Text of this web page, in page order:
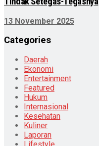
13 November 2025
Categories
Daerah
Ekonomi
Entertainment
Featured
Hukum
Internasional
Kesehatan
Kuliner
Laporan